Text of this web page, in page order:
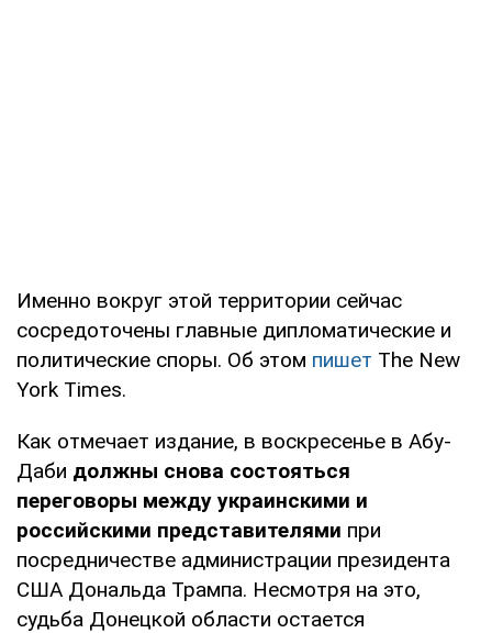
Именно вокруг этой территории сейчас
сосредоточены главные дипломатические и
политические споры. Об этом пишет The New
York Times.
Как отмечает издание, в воскресенье в Абу-
Даби должны снова состояться
переговоры между украинскими и
российскими представителями при
посредничестве администрации президента
США Дональда Трампа. Несмотря на это,
судьба Донецкой области остается